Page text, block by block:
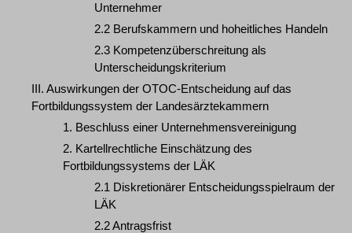
Unternehmer
2.2 Berufskammern und hoheitliches Handeln
2.3 Kompetenzüberschreitung als
Unterscheidungskriterium
III. Auswirkungen der OTOC-Entscheidung auf das
Fortbildungssystem der Landesärztekammern
1. Beschluss einer Unternehmensvereinigung
2. Kartellrechtliche Einschätzung des
Fortbildungssystems der LÄK
2.1 Diskretionärer Entscheidungsspielraum der
LÄK
2.2 Antragsfrist